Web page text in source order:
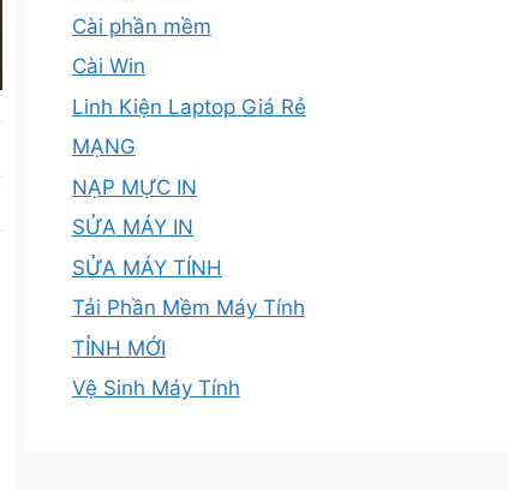
Cài phần mềm
Cài Win
Linh Kiện Laptop Giá Rẻ
MẠNG
NẠP MỰC IN
SỬA MÁY IN
SỬA MÁY TÍNH
Tải Phần Mềm Máy Tính
TỈNH MỚI
Vệ Sinh Máy Tính